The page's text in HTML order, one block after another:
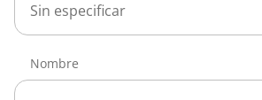
Sin especificar
Nombre